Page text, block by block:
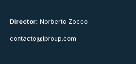
Director: Norberto Zocco
contacto@iproup.com